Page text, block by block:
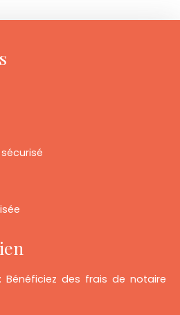
: Bénéficiez des frais de notaire